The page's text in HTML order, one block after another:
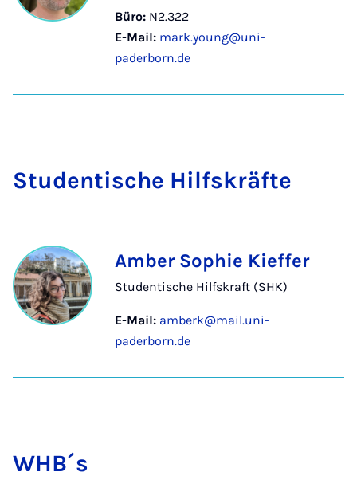
Büro: N2.322
E-Mail: mark.young@uni-
paderborn.de
Stu­den­ti­sche Hilfs­kräf­te
Amber Sophie Kieffer
Studentische Hilfskraft (SHK)
E-Mail: amberk@mail.uni-
paderborn.de
WH­B´s